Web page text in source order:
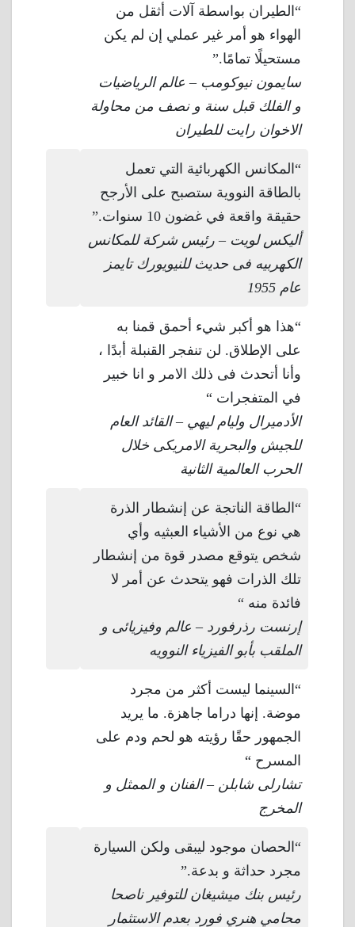
“الطيران بواسطة آلات أثقل من
الهواء هو أمر غير عملي إن لم يكن
مستحيلًا تمامًا.”
سايمون نيوكومب – عالم الرياضيات
و الفلك قبل سنة و نصف من محاولة
الاخوان رايت للطيران
“المكانس الكهربائية التي تعمل
بالطاقة النووية ستصبح على الأرجح
حقيقة واقعة في غضون 10 سنوات.”
أليكس لويت – رئيس شركة للمكانس
الكهربيه فى حديث للنيويورك تايمز
عام 1955
“هذا هو أكبر شيء أحمق قمنا به
على الإطلاق. لن تنفجر القنبلة أبدًا ،
وأنا أتحدث فى ذلك الامر و انا خبير
في المتفجرات “
الأدميرال وليام ليهي – القائد العام
للجيش والبحرية الامريكى خلال
الحرب العالمية الثانية
“الطاقة الناتجة عن إنشطار الذرة
هي نوع من الأشياء العبثيه وأي
شخص يتوقع مصدر قوة من إنشطار
تلك الذرات فهو يتحدث عن أمر لا
فائدة منه “
إرنست رذرفورد – عالم وفيزيائى و
الملقب بأبو الفيزياء النوويه
“السينما ليست أكثر من مجرد
موضة. إنها دراما جاهزة. ما يريد
الجمهور حقًا رؤيته هو لحم ودم على
المسرح “
تشارلى شابلن – الفنان و الممثل و
المخرج
“الحصان موجود ليبقى ولكن السيارة
مجرد حداثة و بدعة.”
رئيس بنك ميشيغان للتوفير ناصحا
محامي هنري فورد بعدم الاستثمار